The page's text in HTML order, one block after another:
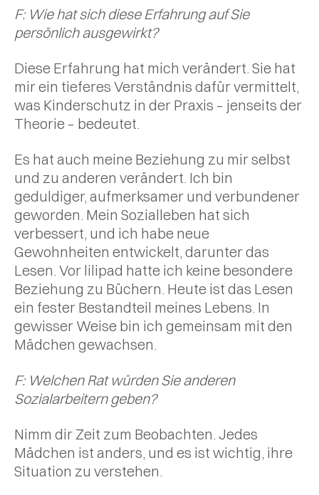
F: Wie hat sich diese Erfahrung auf Sie
persönlich ausgewirkt?
Diese Erfahrung hat mich verändert. Sie hat
mir ein tieferes Verständnis dafür vermittelt,
was Kinderschutz in der Praxis – jenseits der
Theorie – bedeutet.
Es hat auch meine Beziehung zu mir selbst
und zu anderen verändert. Ich bin
geduldiger, aufmerksamer und verbundener
geworden. Mein Sozialleben hat sich
verbessert, und ich habe neue
Gewohnheiten entwickelt, darunter das
Lesen. Vor lilipad hatte ich keine besondere
Beziehung zu Büchern. Heute ist das Lesen
ein fester Bestandteil meines Lebens. In
gewisser Weise bin ich gemeinsam mit den
Mädchen gewachsen.
F: Welchen Rat würden Sie anderen
Sozialarbeitern geben?
Nimm dir Zeit zum Beobachten. Jedes
Mädchen ist anders, und es ist wichtig, ihre
Situation zu verstehen.